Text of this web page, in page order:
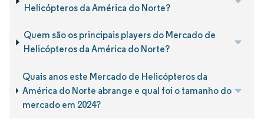
Helicópteros da América do Norte?
Quem são os principais players do Mercado de
Helicópteros da América do Norte?
Quais anos este Mercado de Helicópteros da
América do Norte abrange e qual foi o tamanho do
mercado em 2024?